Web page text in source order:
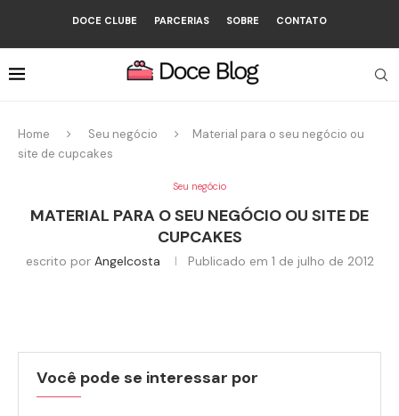
DOCE CLUBE PARCERIAS SOBRE CONTATO
Home Seu negócio
Material para o seu negócio ou
site de cupcakes
Seu negócio
MATERIAL PARA O SEU NEGÓCIO OU SITE DE
CUPCAKES
escrito por Angelcosta Publicado em 1 de julho de 2012
Você pode se interessar por